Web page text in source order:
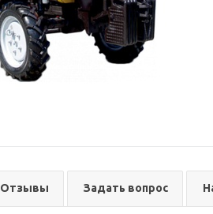
Отзывы Задать вопрос